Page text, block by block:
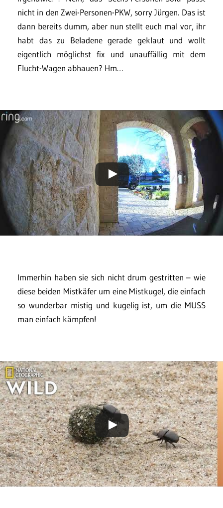
nicht in den Zwei-Personen-PKW, sorry Jürgen. Das ist
dann bereits dumm, aber nun stellt euch mal vor, ihr
habt das zu Beladene gerade geklaut und wollt
eigentlich möglichst fix und unauffällig mit dem
Flucht-Wagen abhauen? Hm…
Immerhin haben sie sich nicht drum gestritten – wie
diese beiden Mistkäfer um eine Mistkugel, die einfach
so wunderbar mistig und kugelig ist, um die MUSS
man einfach kämpfen!